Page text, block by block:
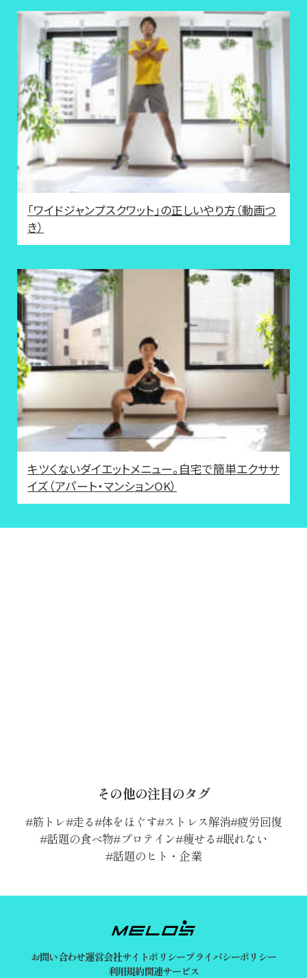
「ワイドジャンプスクワット」の正しいやり方（動画つ
き）
キツくないダイエットメニュー。自宅で簡単エクササ
イズ（アパート・マンションOK）
その他の注目のタグ
筋トレ 走る 体をほぐす ストレス解消 疲労回復
話題の食べ物 プロテイン 痩せる 眠れない
話題のヒト・企業
お問い合わせ運営会社サイトポリシープライバシーポリシー
利用規約関連サービス